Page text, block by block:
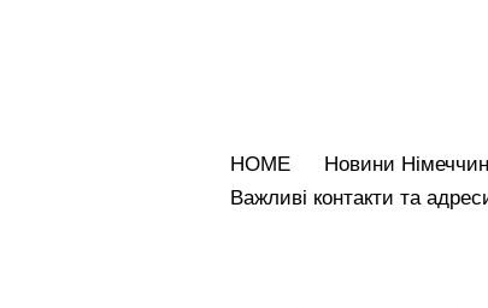
HOME
Новини
Bажливі контакти та